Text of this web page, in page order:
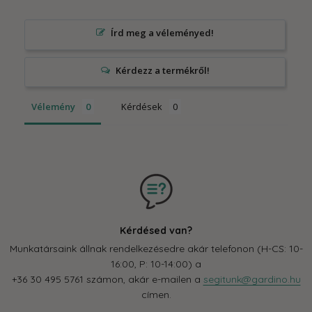
Írd meg a véleményed!
Vélemény Kérdések
Kérdésed van?
Munkatársaink állnak rendelkezésedre akár telefonon (H-CS: 10-
16:00, P: 10-14:00) a
+36 30 495 5761 számon, akár e-mailen a segitunk@gardino.hu
címen.